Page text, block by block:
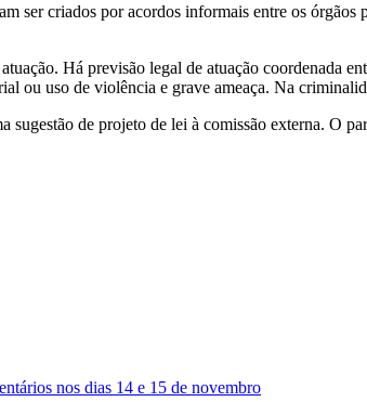
ser criados por acordos informais entre os
Há previsão legal de atuação coordenada
ou uso de violência e grave ameaça. Na
de projeto de lei à comissão externa. O